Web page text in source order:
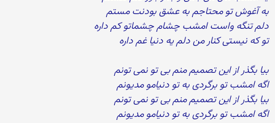
به آغوش تو محتاجم به عشق بودنت مستم
دلم تنگه واست امشب چشام چشماتو کم داره
تو که نیستی کنار من دلم یه دنیا غم داره
بیا بگذر از این تصمیم منم بی تو نمی تونم
اگه امشب تو برگردی به تو دنیامو مدیونم
بیا بگذر از این تصمیم منم بی تو نمی تونم
اگه امشب تو برگردی به تو دنیامو مدیونم